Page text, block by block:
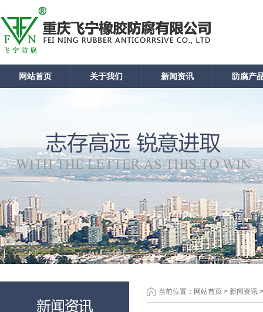
网站首页 关于我们 新闻资讯 防腐产
当前位置： 网站首页 > 新闻资讯